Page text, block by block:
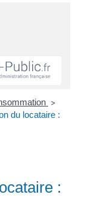
>
du locataire :
: